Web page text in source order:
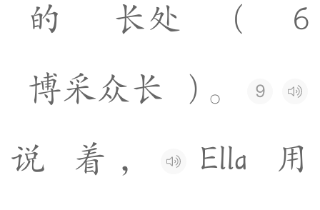
的
长处 (
6
博采众长 ) 。 9
说 着 ， Ella
用